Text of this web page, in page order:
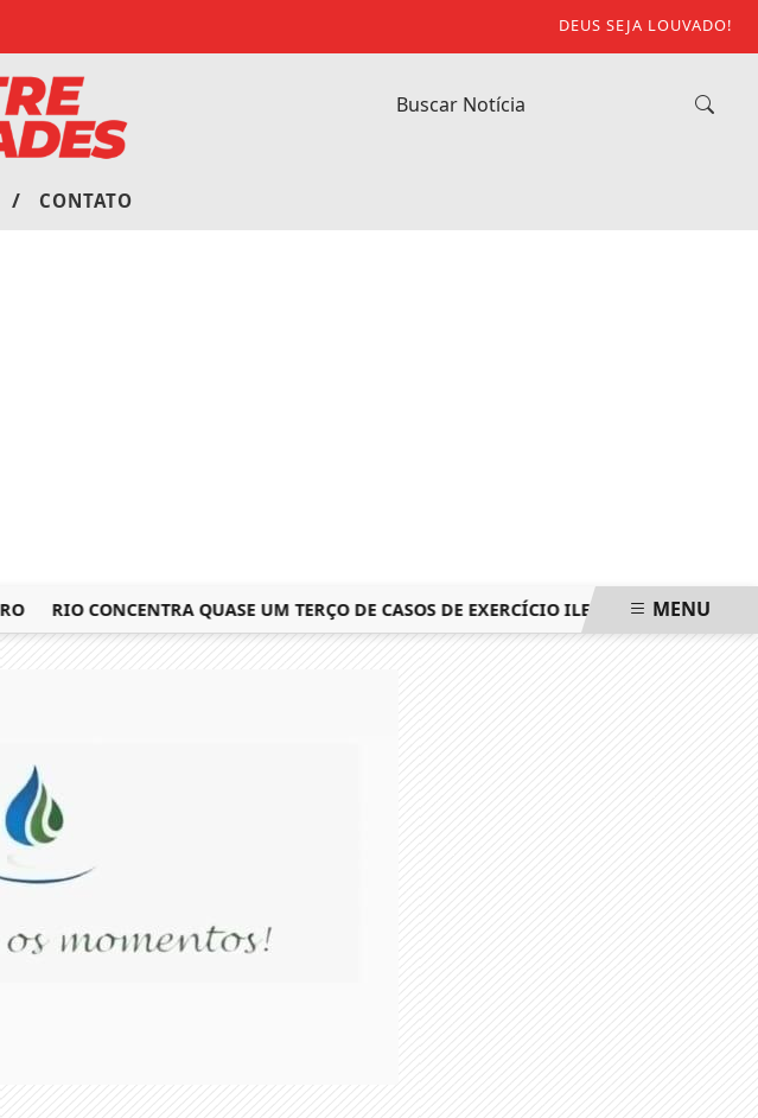
DEUS SEJA LOUVADO!
/ CONTATO
RIO CONCENTRA QUASE UM TERÇO DE CASOS DE EXERCÍCIO ILEGAL DA MEDICINA
MENU